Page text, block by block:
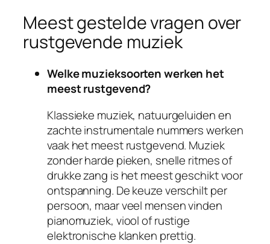
Meest gestelde vragen over
rustgevende muziek
Welke muzieksoorten werken het
meest rustgevend?
Klassieke muziek, natuurgeluiden en
zachte instrumentale nummers werken
vaak het meest rustgevend. Muziek
zonder harde pieken, snelle ritmes of
drukke zang is het meest geschikt voor
ontspanning. De keuze verschilt per
persoon, maar veel mensen vinden
pianomuziek, viool of rustige
elektronische klanken prettig.